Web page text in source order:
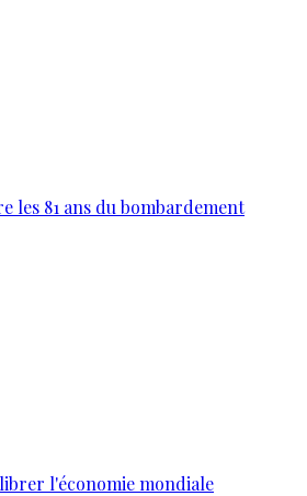
les 81 ans du bombardement
l'économie mondiale